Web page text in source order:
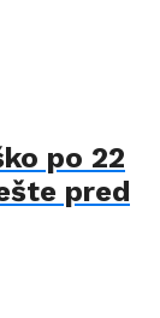
po 22
pred